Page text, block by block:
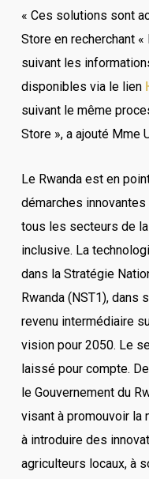
« Ces solutions sont
Store en recherchant «
suivant les
disponibles via le lien
suivant le même
Store », a ajouté Mme
Le Rwanda est en
démarches
tous les secteurs de
inclusive. La
dans la Stratégie
Rwanda (NST1), dans
revenu intermédiaire
vision pour 2050. Le
laissé pour compte.
le Gouvernement du
visant à promouvoir la
à introduire des
agriculteurs locaux, à